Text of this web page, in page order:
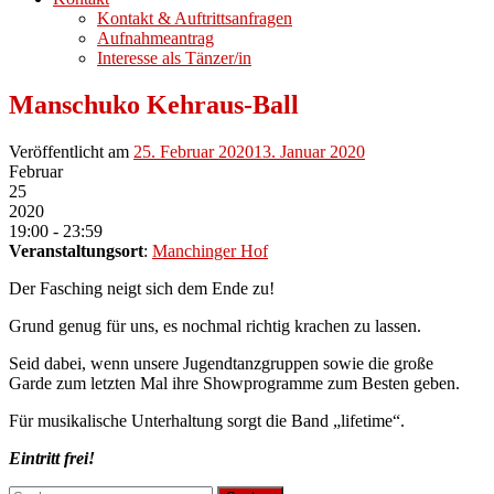
Kontakt & Auftrittsanfragen
Aufnahmeantrag
Interesse als Tänzer/in
Manschuko Kehraus-Ball
Veröffentlicht am 25. Februar 202013. Januar 2020
Februar
25
2020
19:00 - 23:59
Veranstaltungsort: Manchinger Hof
Der Fasching neigt sich dem Ende zu!
Grund genug für uns, es nochmal richtig krachen zu lassen.
Seid dabei, wenn unsere Jugendtanzgruppen sowie die große
Garde zum letzten Mal ihre Showprogramme zum Besten geben.
Für musikalische Unterhaltung sorgt die Band „lifetime“.
Eintritt frei!